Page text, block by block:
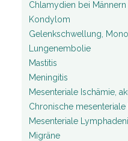
Chlamydien bei Männern
Kondylom
Gelenkschwellung,
Lungenembolie
Mastitis
Meningitis
Mesenteriale Ischämie,
Chronische mesenteriale
Mesenteriale
Migräne